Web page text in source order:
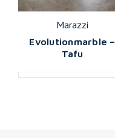
Marazzi
Evolutionmarble –
Tafu